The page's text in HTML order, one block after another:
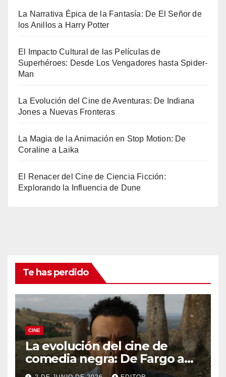
La Narrativa Épica de la Fantasía: De El Señor de
los Anillos a Harry Potter
El Impacto Cultural de las Películas de
Superhéroes: Desde Los Vengadores hasta Spider-
Man
La Evolución del Cine de Aventuras: De Indiana
Jones a Nuevas Fronteras
La Magia de la Animación en Stop Motion: De
Coraline a Laika
El Renacer del Cine de Ciencia Ficción:
Explorando la Influencia de Dune
Te has perdido
CINE
La evolución del cine de
comedia negra: De Fargo a
Knives Out